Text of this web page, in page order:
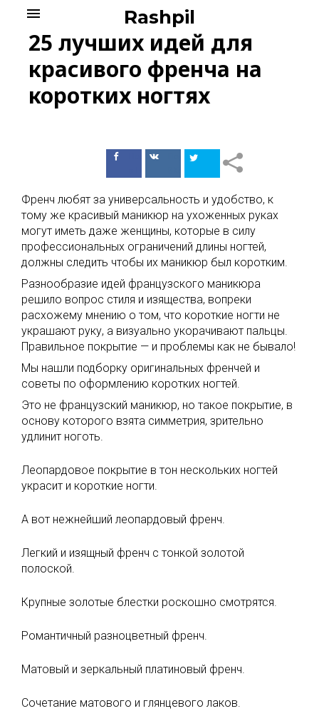
content
Rashpil
menu
25 лучших идей для
красивого френча на
коротких ногтях
ПоделитьсяПоделиться
Френч любят за универсальность и удобство, к
тому же красивый маникюр на ухоженных руках
могут иметь даже женщины, которые в силу
профессиональных ограничений длины ногтей,
должны следить чтобы их маникюр был коротким.
Разнообразие идей французского маникюра
решило вопрос стиля и изящества, вопреки
расхожему мнению о том, что короткие ногти не
украшают руку, а визуально укорачивают пальцы.
Правильное покрытие — и проблемы как не бывало!
Мы нашли подборку оригинальных френчей и
советы по оформлению коротких ногтей.
Это не французский маникюр, но такое покрытие, в
основу которого взята симметрия, зрительно
удлинит ноготь.
Леопардовое покрытие в тон нескольких ногтей
украсит и короткие ногти.
А вот нежнейший леопардовый френч.
Легкий и изящный френч с тонкой золотой
полоской.
Крупные золотые блестки роскошно смотрятся.
Романтичный разноцветный френч.
Матовый и зеркальный платиновый френч.
Сочетание матового и глянцевого лаков.